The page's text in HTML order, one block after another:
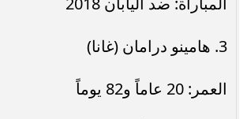
3. هامينو درامان (غانا)
العمر: 20 عاماً و82 يوماً